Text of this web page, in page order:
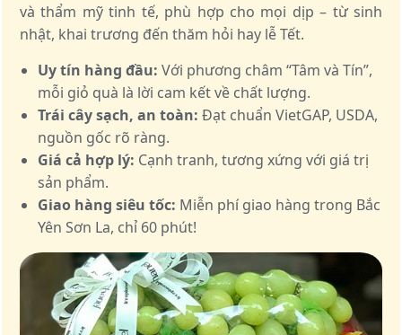
và thẩm mỹ tinh tế, phù hợp cho mọi dịp – từ sinh
nhật, khai trương đến thăm hỏi hay lễ Tết.
Uy tín hàng đầu: Với phương châm “Tâm và Tín”,
mỗi giỏ quà là lời cam kết về chất lượng.
Trái cây sạch, an toàn: Đạt chuẩn VietGAP, USDA,
nguồn gốc rõ ràng.
Giá cả hợp lý: Cạnh tranh, tương xứng với giá trị
sản phẩm.
Giao hàng siêu tốc: Miễn phí giao hàng trong Bắc
Yên Sơn La, chỉ 60 phút!